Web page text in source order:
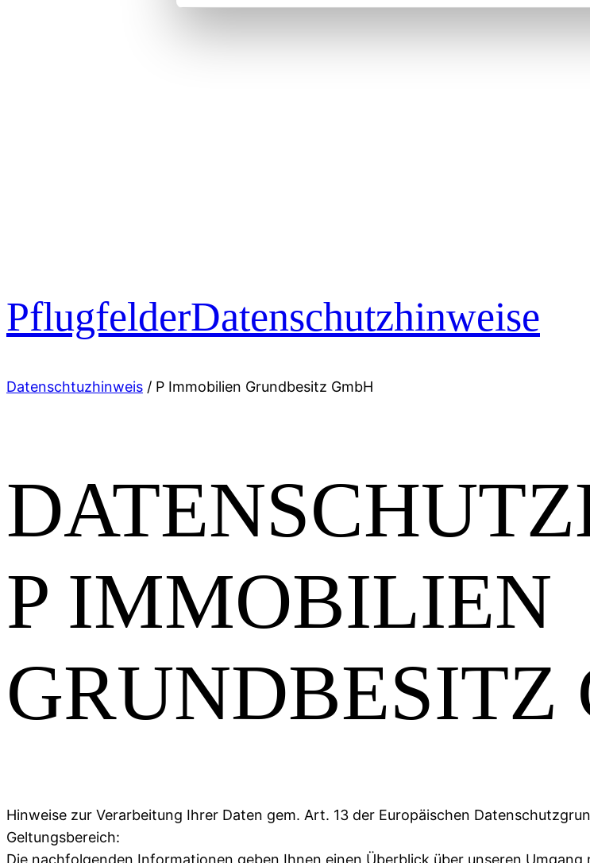
PflugfelderDatenschutzhinweise
Datenschtuzhinweis / P Immobilien Grundbesitz GmbH
P IMMOBILIEN
GRUNDBESITZ
Hinweise zur Verarbeitung Ihrer Daten gem. Art. 13 der Europäischen
Geltungsbereich: